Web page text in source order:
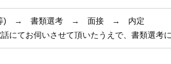
等) → 書類選考 → 面接 → 内定
にてお伺いさせて頂いたうえで、書類選考に